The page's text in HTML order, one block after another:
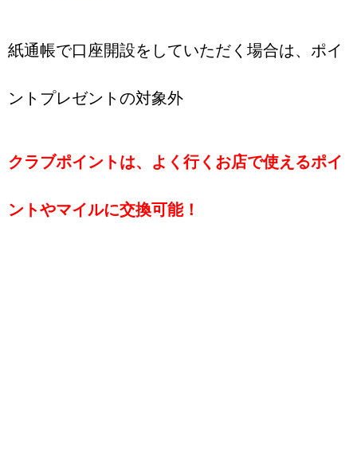
紙通帳で口座開設をしていただく場合は、 ポイ
ントプレゼントの対象外
クラブポイントは、よく行くお店で使えるポイ
ントやマイルに交換可能！